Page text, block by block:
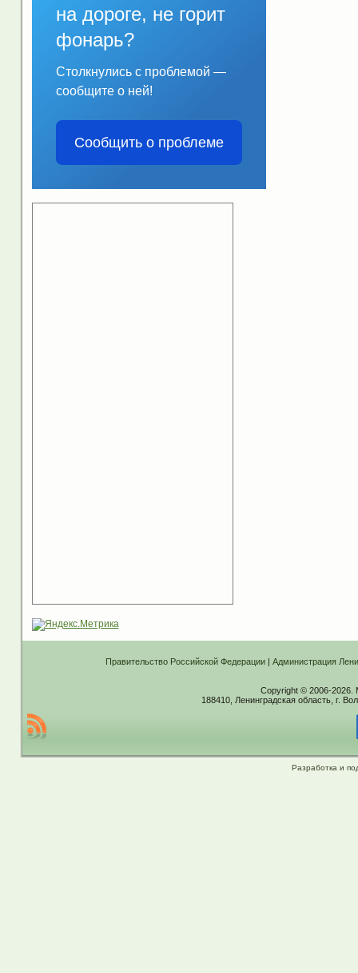
на дороге, не горит
фонарь?
Столкнулись с проблемой —
сообщите о ней!
Сообщить о проблеме
Правительство Российской Федерации| Администрация
Copyright © 2006-2026.
188410, Ленинградская область, г.
Разработка и